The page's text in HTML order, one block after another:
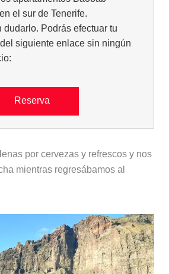
el sur de Tenerife.
dudarlo. Podrás efectuar tu
siguiente enlace sin ningún
Reserva
por cervezas y refrescos y nos
mientras regresábamos al